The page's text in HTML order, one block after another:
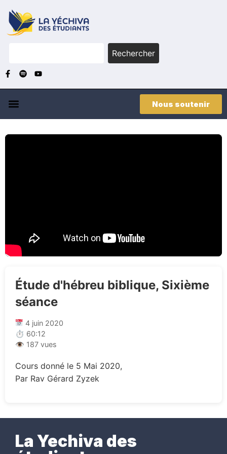
Rechercher
Nous soutenir
Étude d'hébreu biblique, Sixième
séance
4 juin 2020
⏱ 60:12
👁 187 vues
Cours donné le 5 Mai 2020,
Par Rav Gérard Zyzek
La Yechiva des